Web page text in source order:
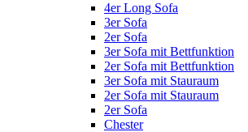
4er Long Sofa
3er Sofa
2er Sofa
3er Sofa mit Bettfunktion
2er Sofa mit Bettfunktion
3er Sofa mit Stauraum
2er Sofa mit Stauraum
2er Sofa
Chester